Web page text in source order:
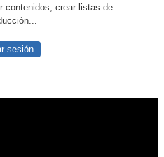
contenidos, crear listas de
sesión